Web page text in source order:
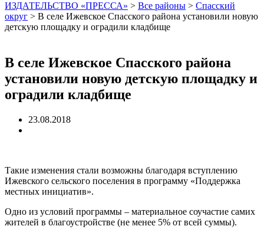
ИЗДАТЕЛЬСТВО «ПРЕССА» > Все районы > Спасский
округ > В селе Ижевское Спасского района установили новую
детскую площадку и оградили кладбище
В селе Ижевское Спасского района
установили новую детскую площадку и
оградили кладбище
23.08.2018
Такие изменения стали возможны благодаря вступлению
Ижевского сельского поселения в программу «Поддержка
местных инициатив».
Одно из условий программы – материальное соучастие самих
жителей в благоустройстве (не менее 5% от всей суммы).